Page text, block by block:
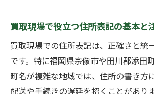
買取時に必須の郵便番号確認
郵便番号ミスを防ぐ住所入力
買取に活かせる正確な郵便
田川郡添田町の郵便番号を
買取改善に役立つ郵便番号の
買取現場で役立つ住所表記の基本と
買取現場での住所表記は、正確さと統
です。特に福岡県宗像市や田川郡添田
町名が複雑な地域では、住所の書き方
配送や手続きの遅延を招くことがありま